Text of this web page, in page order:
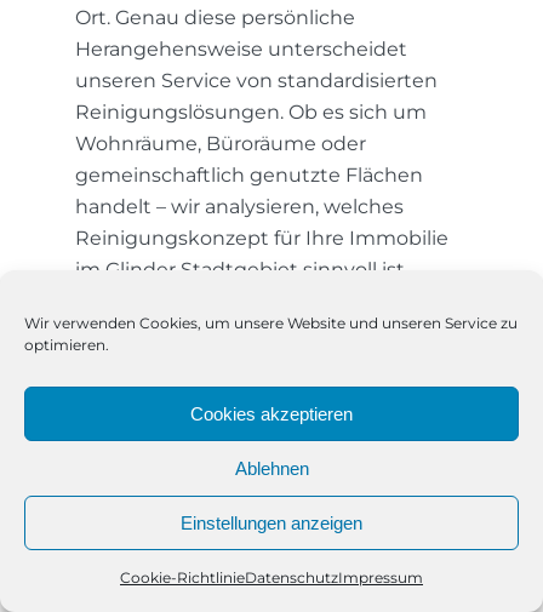
Wir verwenden Cookies, um unsere Website und unseren Service zu
optimieren.
Cookies akzeptieren
Ablehnen
Einstellungen anzeigen
Cookie-RichtlinieDatenschutzImpressum
Ort. Genau diese persönliche
Herangehensweise unterscheidet
unseren Service von standardisierten
Reinigungslösungen. Ob es sich um
Wohnräume, Büroräume oder
gemeinschaftlich genutzte Flächen
handelt – wir analysieren, welches
Reinigungskonzept für Ihre Immobilie
im Glinder Stadtgebiet sinnvoll ist.
schwer zugängliche Stellen, fest
effektiv gereinigt werden.
Was unsere Grundreinigung in
Glinde ausmacht
Telefon Kontakt WhatsApp